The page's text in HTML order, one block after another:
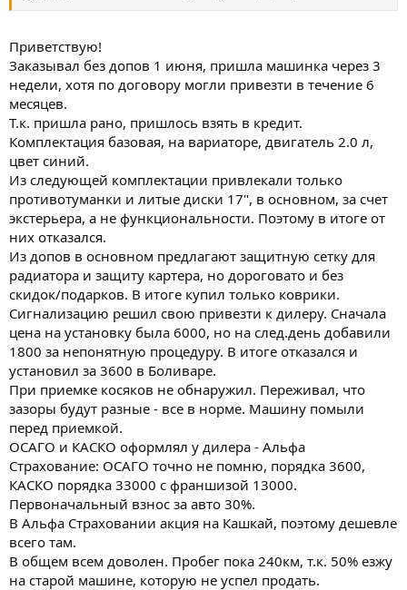
где оформляли ОСАГО и/или КАСКО и сколько стоила?
удалось ли получить от дилера подарков?
ну и т.д.
Приветствую!
Заказывал без допов 1 июня, пришла машинка через 3
недели, хотя по договору могли привезти в течение 6
месяцев.
Т.к. пришла рано, пришлось взять в кредит.
Комплектация базовая, на вариаторе, двигатель 2.0 л,
цвет синий.
Из следующей комплектации привлекали только
противотуманки и литые диски 17", в основном, за счет
экстерьера, а не функциональности. Поэтому в итоге от
них отказался.
Из допов в основном предлагают защитную сетку для
радиатора и защиту картера, но дороговато и без
скидок/подарков. В итоге купил только коврики.
Сигнализацию решил свою привезти к дилеру. Сначала
цена на установку была 6000, но на след.день добавили
1800 за непонятную процедуру. В итоге отказался и
установил за 3600 в Боливаре.
При приемке косяков не обнаружил. Переживал, что
зазоры будут разные - все в норме. Машину помыли
перед приемкой.
ОСАГО и КАСКО оформлял у дилера - Альфа
Страхование: ОСАГО точно не помню, порядка 3600,
КАСКО порядка 33000 с франшизой 13000.
Первоначальный взнос за авто 30%.
В Альфа Страховании акция на Кашкай, поэтому дешевле
всего там.
В общем всем доволен. Пробег пока 240км, т.к. 50% езжу
на старой машине, которую не успел продать.